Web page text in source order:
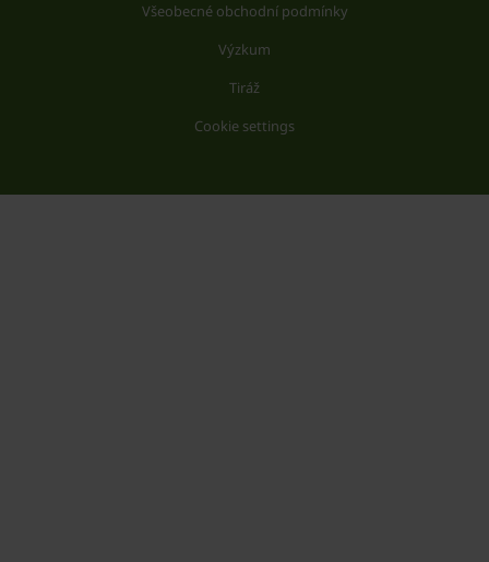
Všeobecné obchodní podmínky
Výzkum
Tiráž
Cookie settings